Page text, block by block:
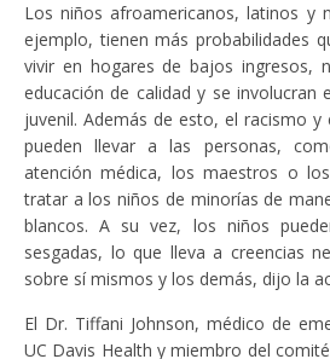
Los niños afroamericanos, latinos y
ejemplo, tienen más probabilidades
vivir en hogares de bajos ingresos,
educación de calidad y se involucran
juvenil. Además de esto, el racismo y
pueden llevar a las personas,
atención médica, los maestros o
tratar a los niños de minorías de
blancos. A su vez, los niños
sesgadas, lo que lleva a creencias
sobre sí mismos y los demás, dijo la
El Dr. Tiffani Johnson, médico de
UC Davis Health y miembro del